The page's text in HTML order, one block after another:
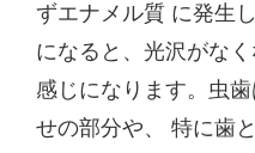
ずエナメル質 に発生
になると、光沢がな
感じになります。虫
せの部分や、 特に歯